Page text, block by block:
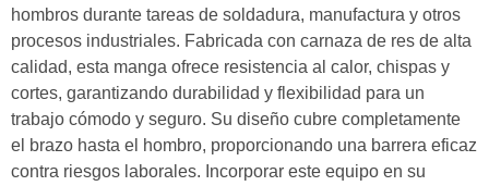
hombros durante tareas de soldadura, manufactura y otros
procesos industriales. Fabricada con carnaza de res de alta
calidad, esta manga ofrece resistencia al calor, chispas y
cortes, garantizando durabilidad y flexibilidad para un
trabajo cómodo y seguro. Su diseño cubre completamente
el brazo hasta el hombro, proporcionando una barrera eficaz
contra riesgos laborales. Incorporar este equipo en su